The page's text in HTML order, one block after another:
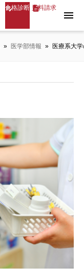
合格診断 資料請求
menu
» 医学部情報 » 医療系大